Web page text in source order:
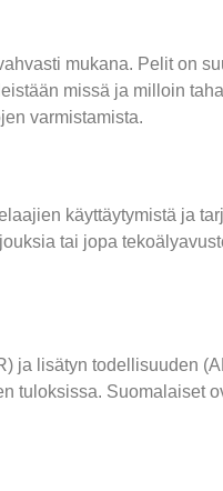
mukana. Pelit on
missä ja milloin
varmistamista.
käyttäytymistä ja
tai jopa
ja lisätyn todellisuuden
tuloksissa. Suomalaiset